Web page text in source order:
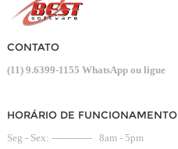
CONTATO
(11) 9.6399-1155 WhatsApp ou ligue
HORÁRIO DE FUNCIONAMENTO
Seg - Sex: ------------- 8am - 5pm